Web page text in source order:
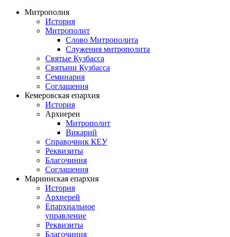
Митрополия
История
Митрополит
Слово Митрополита
Служения митрополита
Святые Кузбасса
Святыни Кузбасса
Семинария
Соглашения
Кемеровская епархия
История
Архиереи
Митрополит
Викарий
Справочник КЕУ
Реквизиты
Благочиния
Соглашения
Мариинская епархия
История
Архиерей
Епархиальное
управление
Реквизиты
Благочиния